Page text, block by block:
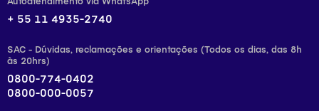
+ 55 11 4935-2740
SAC - Dúvidas, reclamações e orientações (Todos os dias, das 8h
às 20hrs)
0800-774-0402
0800-000-0057